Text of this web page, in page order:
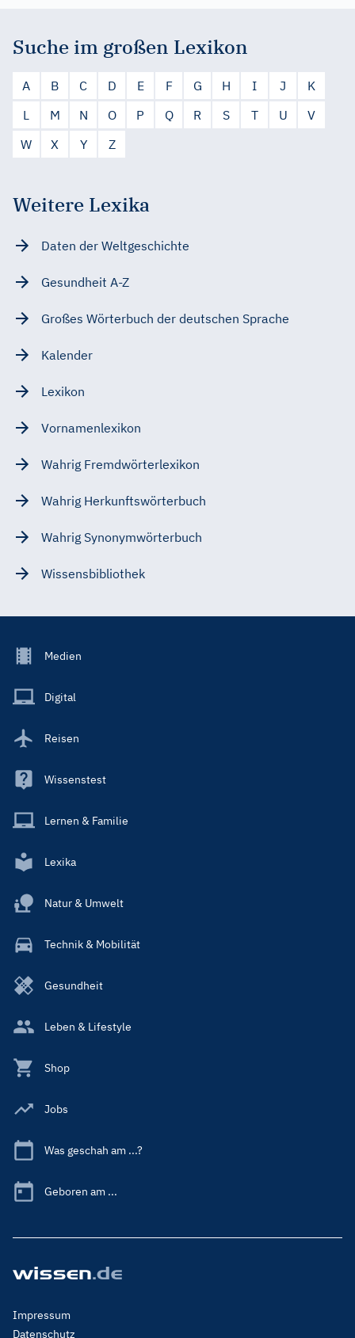
Suche im großen Lexikon
A B C D E F G H I J
K
L
M N O P Q R S T U
V
W
X Y Z
Weitere Lexika
Daten der Weltgeschichte
Gesundheit A-Z
Großes Wörterbuch der deutschen Sprache
Kalender
Lexikon
Vornamenlexikon
Wahrig Fremdwörterlexikon
Wahrig Herkunftswörterbuch
Wahrig Synonymwörterbuch
Wissensbibliothek
Footer
Main
Medien
Digital
Reisen
Wissenstest
Lernen & Familie
Lexika
Natur & Umwelt
Technik & Mobilität
Gesundheit
Leben & Lifestyle
Shop
Jobs
Was geschah am ...?
Geboren am ...
Footer
Menu
Impressum
Datenschutz